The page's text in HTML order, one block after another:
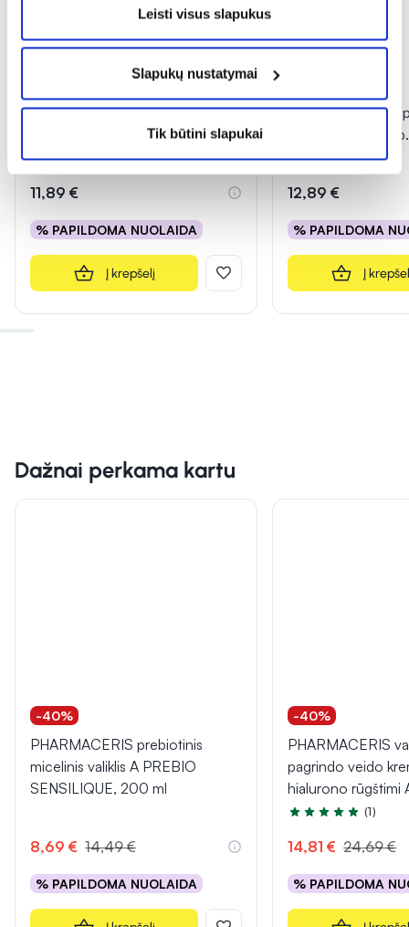
Leisti visus slapukus
Slapukų nustatymai
Tik būtini slapukai
URINAL maisto papildas AKUT, 10
(2)
11,89 €
% PAPILDOMA NUOLAIDA
Į krepšelį
URINAL maisto
MANNOSE, 10 tab.
Įvertinimas 5.0 iš 5
(2)
12,89 €
% PAPILDOMA
Į
Dažnai perkama kartu
-40%
PHARMACERIS prebiotinis
micelinis valiklis A PREBIO
SENSILIQUE, 200 ml
8,69 € 14,49 €
% PAPILDOMA NUOLAIDA
-40%
PHARMACERIS
pagrindo veido
hialurono rūgštimi
Įvertinimas 5.0 iš 5
(1)
14,81 € 24,69 €
% PAPILDOMA